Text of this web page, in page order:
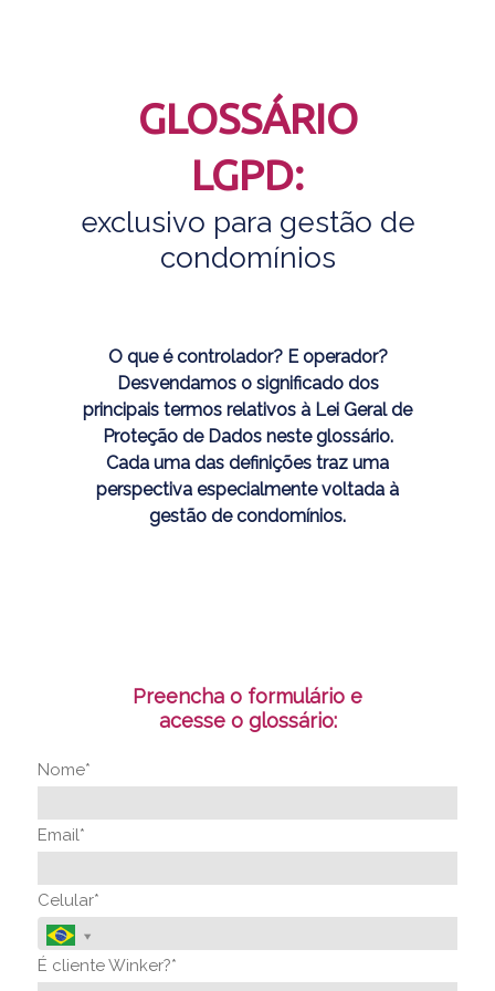
GLOSSÁRIO
LGPD:
exclusivo para gestão de
condomínios
O que é controlador? E operador?
Desvendamos o significado dos
principais termos relativos à Lei Geral de
Proteção de Dados neste glossário.
Cada uma das definições traz uma
perspectiva especialmente voltada à
gestão de condomínios.
Preencha o formulário e
acesse o glossário:
Nome*
Email*
Celular*
É cliente Winker?*